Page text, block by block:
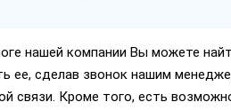
нашей компании Вы можете
ее, сделав звонок нашим
связи. Кроме того, есть